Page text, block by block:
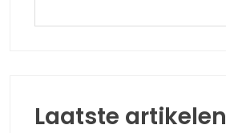
Laatste artikelen